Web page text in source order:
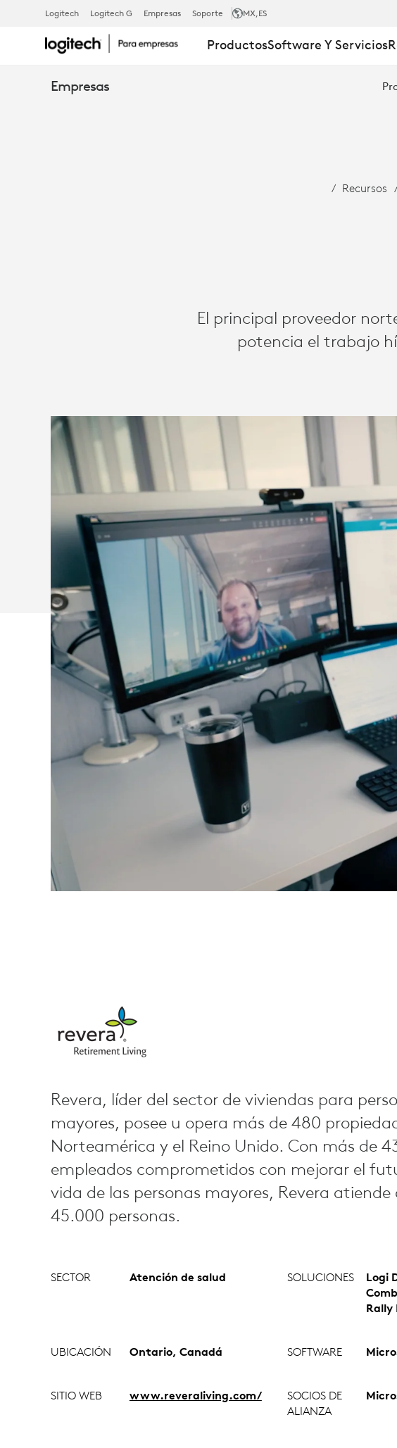
ESTUDIO
DE
HÍBRIDO
CON
LOGITECH
Logitech Logitech G Empresas Soporte MX,ES
ProductosSoftware Y Servicios
Empresas
Recursos
El principal proveedor
potencia el trabajo
Revera, líder del sector de viviendas para
mayores, posee u opera más de 480
Norteamérica y el Reino Unido. Con más de
empleados comprometidos con mejorar el
vida de las personas mayores, Revera atiende
45.000 personas.
SECTOR Atención de salud SOLUCIONES
Logi
Rally
UBICACIÓN Ontario, Canadá SOFTWARE
SITIO WEB www.reveraliving.com/
SOCIOS DE
ALIANZA